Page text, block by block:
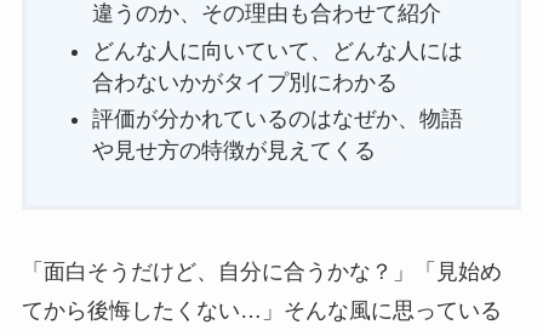
違うのか、その理由も合わせて紹介
どんな人に向いていて、どんな人には
合わないかがタイプ別にわかる
評価が分かれているのはなぜか、物語
や見せ方の特徴が見えてくる
「面白そうだけど、自分に合うかな？」「見始め
てから後悔したくない…」そんな風に思っている